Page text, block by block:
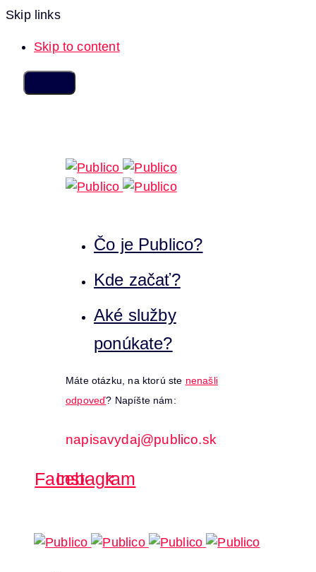
Skip links
Skip to content
Čo je Publico?
Kde začať?
Aké služby
ponúkate?
Máte otázku, na ktorú ste nenašli
odpoveď? Napíšte nám:
napisavydaj@publico.sk
Facebook
Instagram